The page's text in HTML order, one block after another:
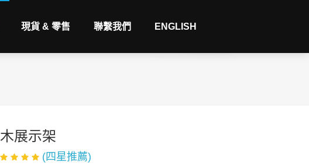
現貨 & 零售 聯繫我們 ENGLISH
木展示架
(四星推薦)